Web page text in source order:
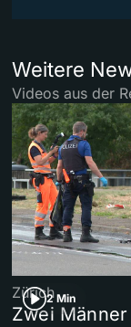
Weitere
Videos aus der
2 Min
Zürich
Zwei